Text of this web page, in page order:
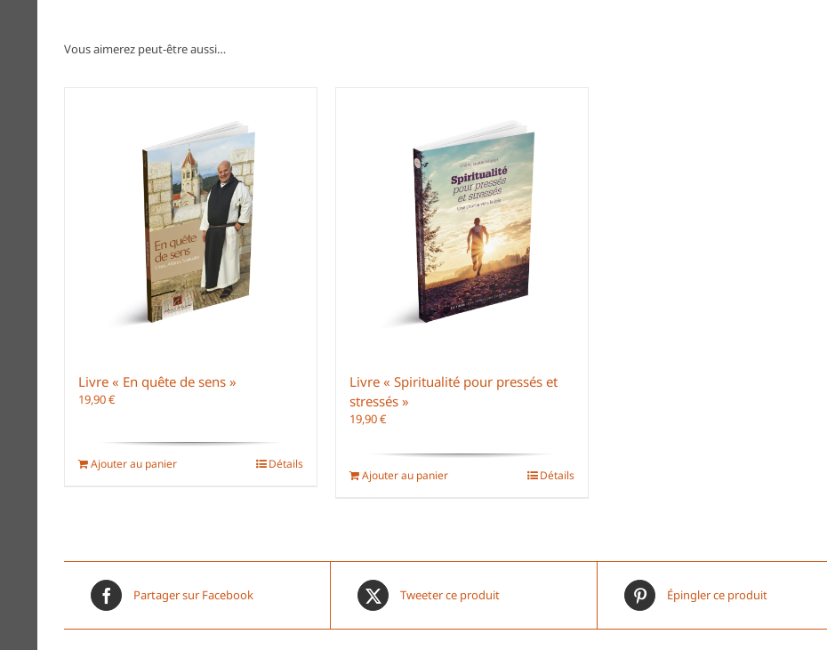
Vous aimerez peut-être aussi…
Livre « En quête de sens »
19,90€
Ajouter au panier Détails
Livre « Spiritualité pour pressés et
stressés »
19,90€
Ajouter au panier Détails
Partager sur Facebook Tweeter ce produit Épingler ce produit